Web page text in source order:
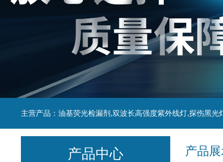
主营产品：油基荧光检漏剂,双波长高强度紫外线灯,探伤黑光
产品
产品中心